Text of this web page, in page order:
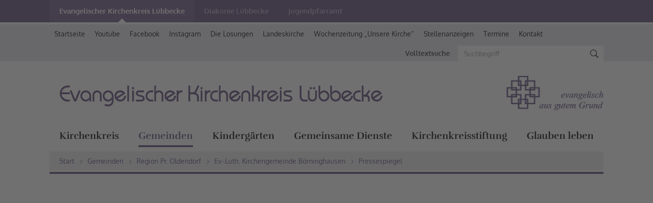
Evangelischer Kirchenkreis Lübbecke Diakonie Lübbecke Jugendpfarramt
Startseite Youtube Facebook Instagram Die Losungen Landeskirche Wochenzeitung „Unsere Kirche“ Stellenanzeigen Termine Kontakt
Volltextsuche
Evangelischer Kirchenkreis Lübbecke
Kirchenkreis Gemeinden Kindergärten Gemeinsame Dienste Kirchenkreisstiftung Glauben leben
Start Gemeinden Region Pr. Oldendorf Ev.-Luth. Kirchengemeinde Börninghausen Pressespiegel